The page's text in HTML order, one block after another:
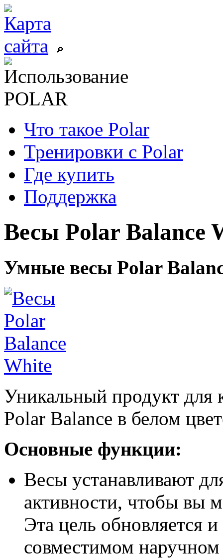
Что такое Polar
Тренировки с Polar
Где купить
Поддержка
Весы Polar Balance
Умные весы Polar
Уникальный продукт для
Polar Balance в белом
Основные функции:
Весы устанавливают
активности, чтобы вы
Эта цель обновляется
совместимом наручном